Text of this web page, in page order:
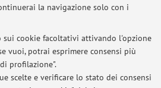
la navigazione solo con i
sui cookie facoltativi attivando l'opzione
vuoi, potrai esprimere consensi più
profilazione".
scelte e verificare lo stato dei consensi
PSYCHIATRIC DISEASES
SISTEMA NERVOSO